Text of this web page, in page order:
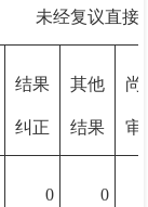
未经复议直接
结果
纠正
其他
结果
尚
审
0 0